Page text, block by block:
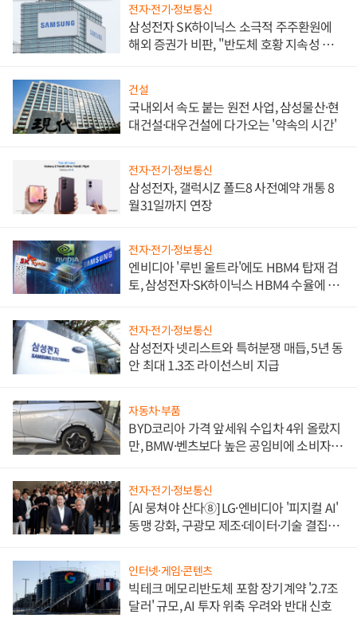
전자·전기·정보통신
삼성전자 SK하이닉스 소극적 주주환원에
해외 증권가 비판, "반도체 호황 지속성 의
건설
국내외서 속도 붙는 원전 사업, 삼성물산·현
대건설·대우건설에 다가오는 '약속의 시간'
전자·전기·정보통신
삼성전자, 갤럭시Z 폴드8 사전예약 개통 8
월31일까지 연장
전자·전기·정보통신
엔비디아 '루빈 울트라'에도 HBM4 탑재 검
토, 삼성전자·SK하이닉스 HBM4 수율에 주
전자·전기·정보통신
삼성전자 넷리스트와 특허분쟁 매듭, 5년 동
안 최대 1.3조 라이선스비 지급
자동차·부품
BYD코리아 가격 앞세워 수입차 4위 올랐지
만, BMW·벤츠보다 높은 공임비에 소비자
전자·전기·정보통신
[AI 뭉쳐야 산다⑧] LG·엔비디아 '피지컬 AI'
동맹 강화, 구광모 제조·데이터·기술 결집
인터넷·게임·콘텐츠
빅테크 메모리반도체 포함 장기계약 '2.7조
달러' 규모, AI 투자 위축 우려와 반대 신호